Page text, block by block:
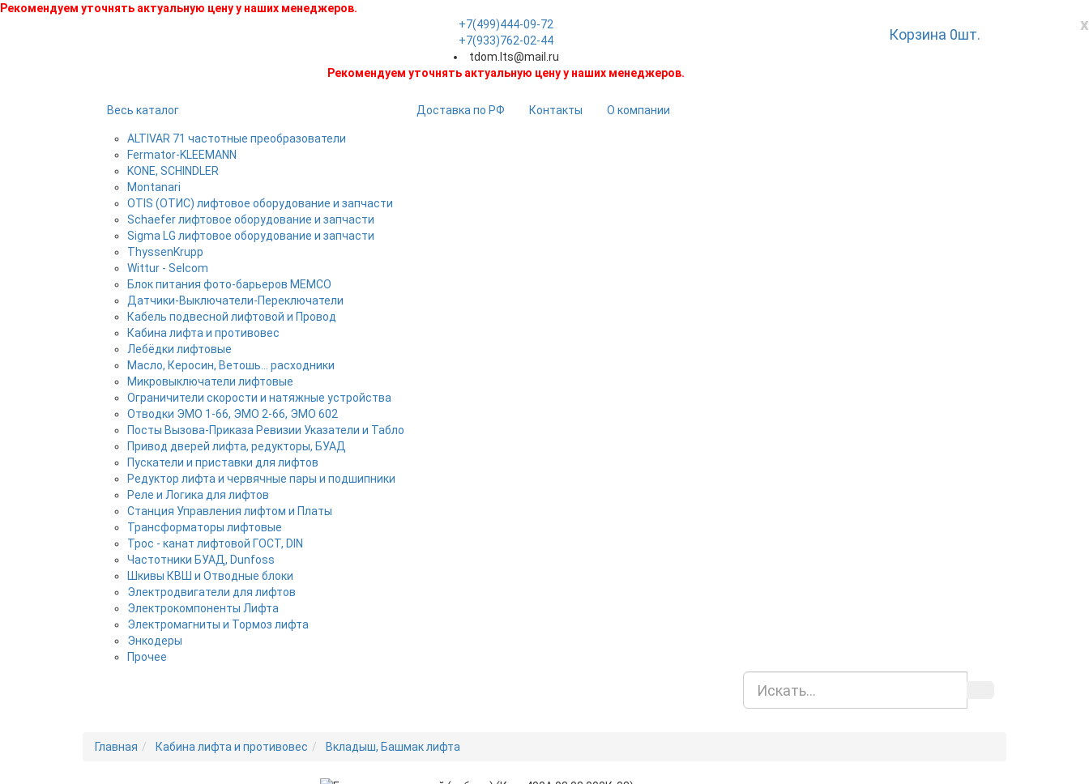
Рекомендуем уточнять актуальную цену у наших менеджеров.
x
+7(499)444-09-72
+7(933)762-02-44
tdom.lts@mail.ru
Рекомендуем уточнять актуальную цену у наших менеджеров.
Корзина 0шт.
Весь каталог
ALTIVAR 71 частотные преобразователи
Fermator-KLEEMANN
KONE, SCHINDLER
Montanari
OTIS (ОТИС) лифтовое оборудование и запчасти
Schaefer лифтовое оборудование и запчасти
Sigma LG лифтовое оборудование и запчасти
ThyssenKrupp
Wittur - Selcom
Блок питания фото-барьеров MEMCO
Датчики-Выключатели-Переключатели
Кабель подвесной лифтовой и Провод
Кабина лифта и противовес
Лебёдки лифтовые
Масло, Керосин, Ветошь... расходники
Микровыключатели лифтовые
Ограничители скорости и натяжные устройства
Отводки ЭМО 1-66, ЭМО 2-66, ЭМО 602
Посты Вызова-Приказа Ревизии Указатели и Табло
Привод дверей лифта, редукторы, БУАД
Пускатели и приставки для лифтов
Редуктор лифта и червячные пары и подшипники
Реле и Логика для лифтов
Станция Управления лифтом и Платы
Трансформаторы лифтовые
Трос - канат лифтовой ГОСТ, DIN
Частотники БУАД, Dunfoss
Шкивы КВШ и Отводные блоки
Электродвигатели для лифтов
Электрокомпоненты Лифта
Электромагниты и Тормоз лифта
Энкодеры
Прочее
Доставка по РФ Контакты О компании
Главная Кабина лифта и противовес Вкладыш, Башмак лифта